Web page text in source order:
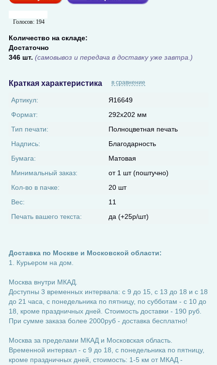
Голосов: 194
Количество на складе:
Достаточно
346 шт. (самовывоз и передача в доставку уже завтра.)
Краткая характеристика в сравнение
Артикул:
Я16649
Формат:
292x202 мм
Тип печати:
Полноцветная печать
Надпись:
Благодарность
Бумага:
Матовая
Минимальный заказ:
от 1 шт (поштучно)
Кол-во в пачке:
20 шт
Вес:
11
Печать вашего текста:
да (+25р/шт)
Доставка по Москве и Московской области:
1. Курьером на дом.
Москва внутри МКАД.
Доступны 3 временных интервала: с 9 до 15, с 13 до 18 и с 18
до 21 часа, с понедельника по пятницу, по субботам - с 10 до
18, кроме праздничных дней. Стоимость доставки - 190 руб.
При сумме заказа более 2000руб - доставка бесплатно!
Москва за пределами МКАД и Московская область.
Временной интервал - с 9 до 18, с понедельника по пятницу,
кроме праздничных дней, стоимость: 1-5 км от МКАД -